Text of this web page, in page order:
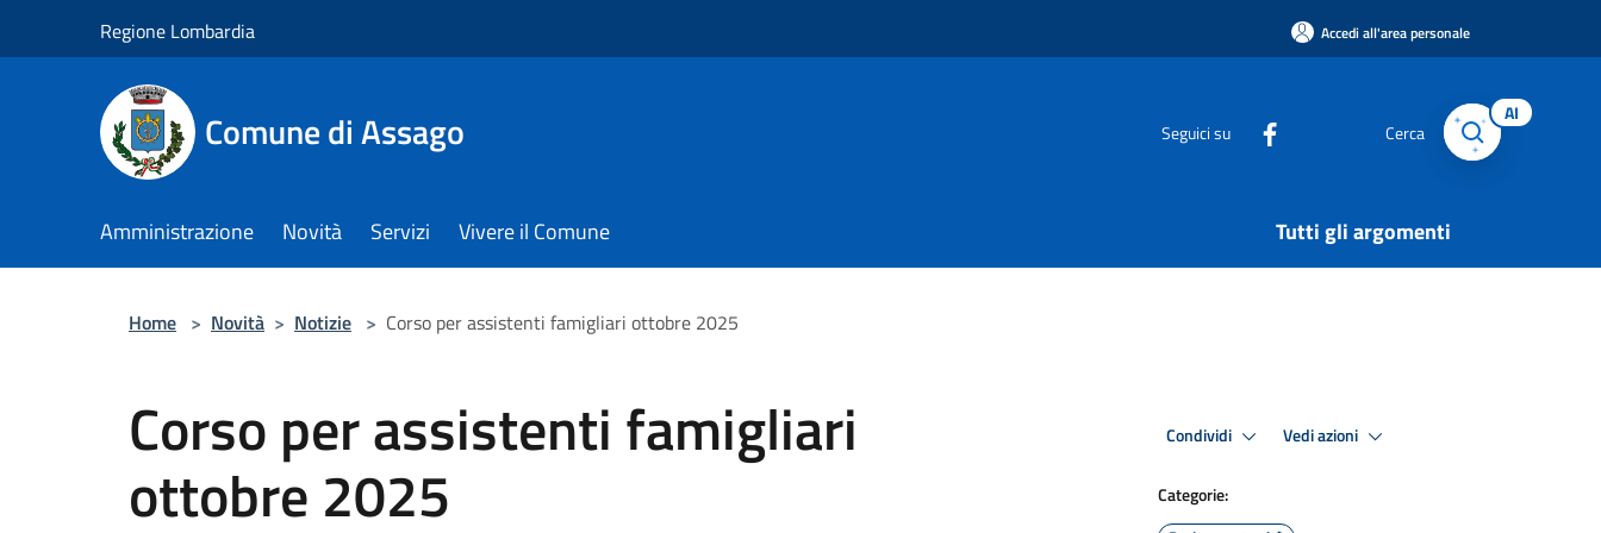
Regione Lombardia Accedi all'area personale
Comune di Assago Seguici su Cerca
AI
Amministrazione Novità Servizi Vivere il Comune Tutti gli argomenti
Home > Novità > Notizie > Corso per assistenti famigliari ottobre 2025
Corso per assistenti famigliari
ottobre 2025
Condividi Vedi azioni
Categorie: